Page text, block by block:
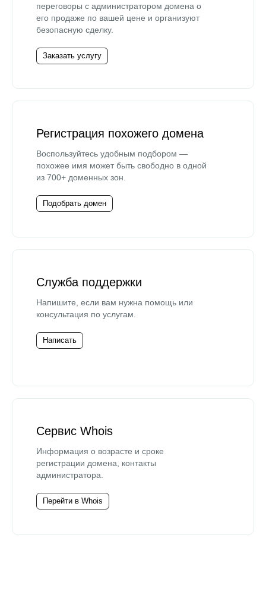
переговоры с администратором домена о
его продаже по вашей цене и организуют
безопасную сделку.
Заказать услугу
Регистрация похожего домена
Воспользуйтесь удобным подбором —
похожее имя может быть свободно в одной
из 700+ доменных зон.
Подобрать домен
Служба поддержки
Напишите, если вам нужна помощь или
консультация по услугам.
Написать
Сервис Whois
Информация о возрасте и сроке
регистрации домена, контакты
администратора.
Перейти в Whois